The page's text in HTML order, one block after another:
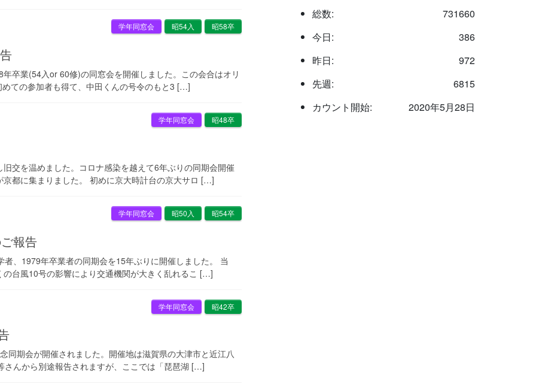
昭58卒
昭54入
学年同窓会
卒業(54入or 60修)の同窓会を開催しました。この会合はオリ
ての参加者も得て、中田くんの号令のもと3 […]
昭48卒
学年同窓会
交を温めました。コロナ感染を越えて6年ぶりの同期会開催
都に集まりました。 初めに京大時計台の京大サロ […]
昭54卒
昭50入
学年同窓会
報告
、1979年卒業者の同期会を15年ぶりに開催しました。 当
台風10号の影響により交通機関が大きく乱れるこ […]
昭42卒
学年同窓会
期会が開催されました。開催地は滋賀県の大津市と近江八
んから別途報告されますが、ここでは「琵琶湖 […]
731660
総数:
386
今日:
972
昨日:
6815
先週:
2020年5月28日
カウント開始: